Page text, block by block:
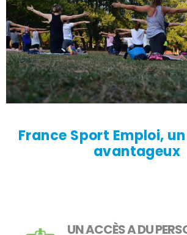
France Sport Emploi,
avantageux
UN ACCÈS A DU